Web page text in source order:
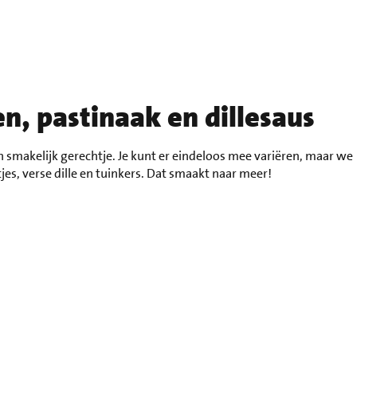
pastinaak en dillesaus
gerechtje. Je kunt er eindeloos mee variëren, maar we
verse dille en tuinkers. Dat smaakt naar meer!